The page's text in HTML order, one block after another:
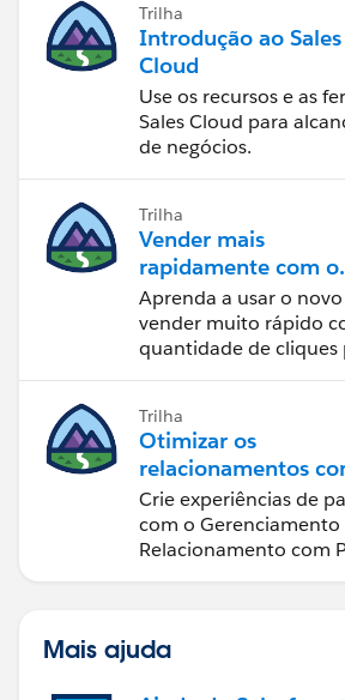
Trilha
Introdução ao Sales
Cloud
Use os recursos e as
Sales Cloud para
de negócios.
Trilha
Vender mais
rapidamente com o
Sales Cloud
Aprenda a usar o
vender muito rápido
quantidade de cliques
Trilha
Otimizar os
relacionamentos
parceiros usando o
Cloud PRM
Crie experiências de
com o Gerenciamento
Relacionamento com
Mais ajuda